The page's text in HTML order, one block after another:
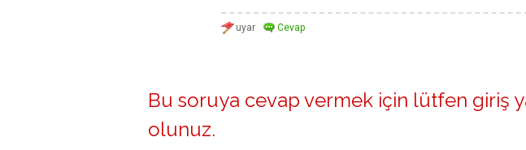
Bu soruya cevap vermek için lütfen giriş
olunuz.